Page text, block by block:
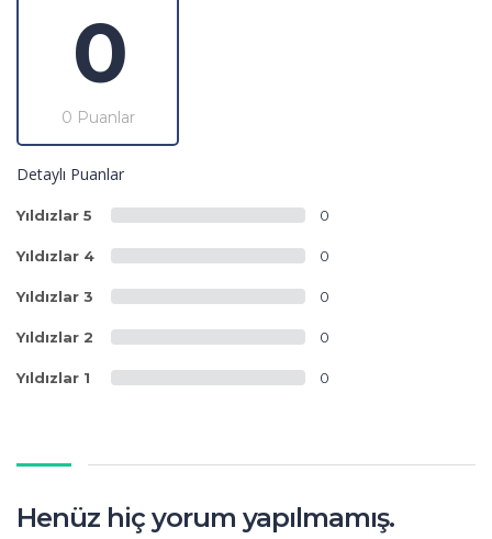
0
0 Puanlar
Detaylı Puanlar
Yıldızlar 5 0
Yıldızlar 4 0
Yıldızlar 3 0
Yıldızlar 2 0
Yıldızlar 1 0
Henüz hiç yorum yapılmamış.